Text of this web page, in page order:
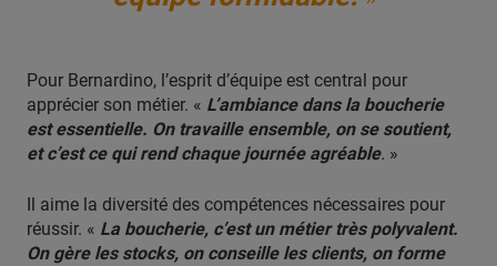
Pour Bernardino, l’esprit d’équipe est central pour
apprécier son métier. « L’ambiance dans la boucherie
est essentielle. On travaille ensemble, on se soutient,
et c’est ce qui rend chaque journée agréable. »
Il aime la diversité des compétences nécessaires pour
réussir. « La boucherie, c’est un métier très polyvalent.
On gère les stocks, on conseille les clients, on forme